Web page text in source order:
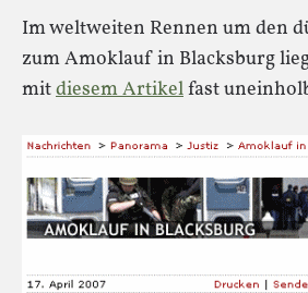
Im weltweiten Rennen um den
zum Amoklauf in Blacksburg
mitdiesem Artikelfast